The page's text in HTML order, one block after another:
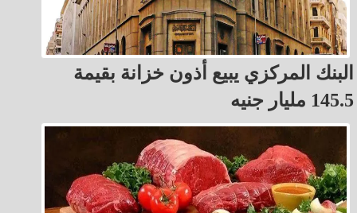
البنك المركزي يبيع أذون خزانة بقيمة
145.5 مليار جنيه